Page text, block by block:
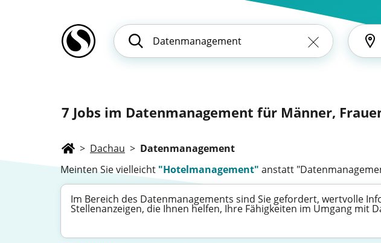
7 Jobs im Datenmanagement für Männer,
> Dachau > Datenmanagement
Meinten Sie vielleicht "Hotelmanagement" anstatt
Im Bereich des Datenmanagements sind Sie gefordert, wertvolle
Stellenanzeigen, die Ihnen helfen, Ihre Fähigkeiten im Umgang